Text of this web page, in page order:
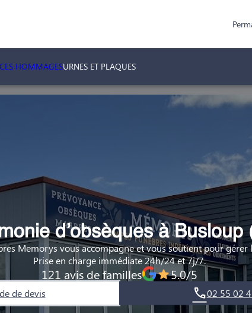
HOMMAGESURNES ET PLAQUES
d’obsèques à Busloup
Memorys vous accompagne et vous soutient pour gérer
Prise en charge immédiate 24h/24 et 7j/7.
121 avis de familles 5.0/5
de devis 02 55 02